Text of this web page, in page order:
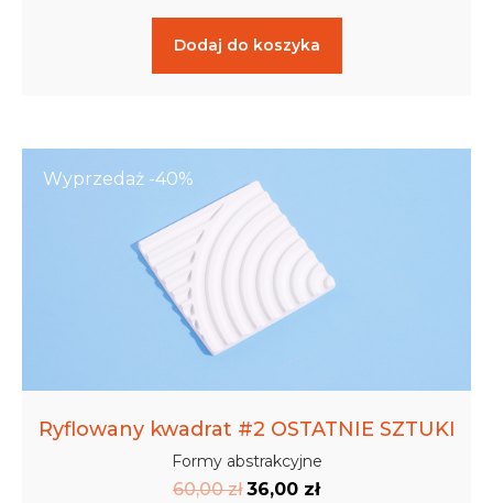
Dodaj do koszyka
Wyprzedaż -40%
Ryflowany kwadrat #2 OSTATNIE SZTUKI
Formy abstrakcyjne
60,00zł 36,00 zł